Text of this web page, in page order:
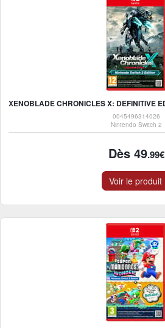
0045496314026
Nintendo Switch 2
Dès 49.99€
Voir le produit